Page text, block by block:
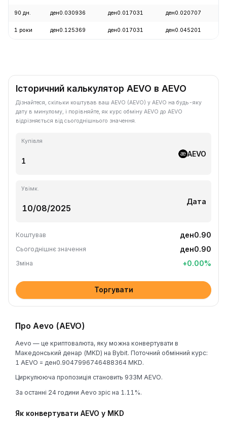
90 дн. ден0.030936 ден0.017031 ден0.020707
1 роки ден0.125369 ден0.017031 ден0.045201
Історичний калькулятор AEVO в AEVO
Дізнайтеся, скільки коштував ваш AEVO (AEVO) у AEVO на будь-яку
дату в минулому, і порівняйте, як курс обміну AEVO до AEVO
відрізняється від сьогоднішнього значення.
Купівля
AEVO
Увімк.
Дата
Коштував ден0.90
Сьогоднішнє значення ден0.90
Зміна +0.00%
Торгувати
Про Aevo (AEVO)
Aevo — це криптовалюта, яку можна конвертувати в
Македонський денар (MKD) на Bybit. Поточний обмінний курс:
1 AEVO = ден0.9047996746488364 MKD.
Циркулююча пропозиція становить 933M AEVO.
За останні 24 години Aevo зріс на 1.11%.
Як конвертувати AEVO у MKD